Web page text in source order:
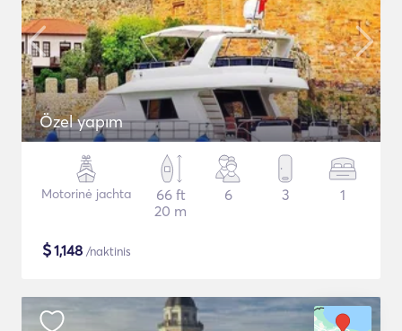
Özel yapım
Motorinė jachta
66 ft
20 m
6 3 1
$1,148 /naktinis